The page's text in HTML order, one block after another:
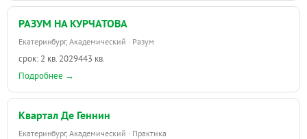
РАЗУМ НА КУРЧАТОВА
Екатеринбург, Академический · Разум
срок: 2 кв. 2029443 кв.
Подробнее →
Квартал Де Геннин
Екатеринбург, Академический · Практика